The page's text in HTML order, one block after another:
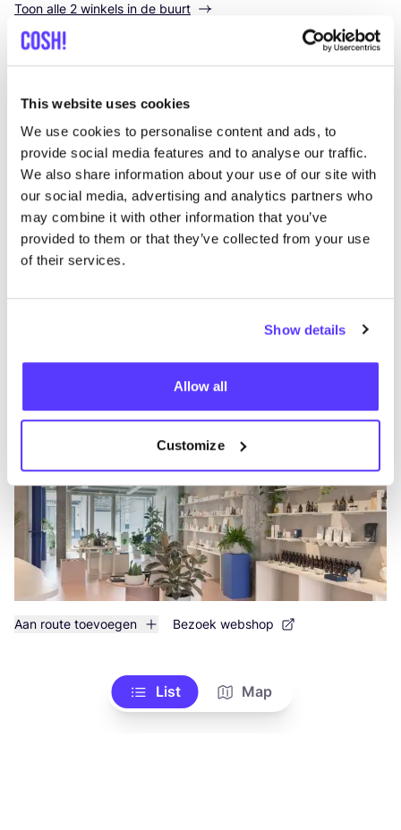
This website uses cookies
We use cookies to personalise content and ads, to
provide social media features and to analyse our traffic.
We also share information about your use of our site with
our social media, advertising and analytics partners who
may combine it with other information that you’ve
provided to them or that they’ve collected from your use
of their services.
Show details
Allow all
Customize
Toon alle 2 winkels in de buurt
Inslag
Kleding Schoenen +2
Cosmetica Schoonheidsspecialiste
Aan route toevoegen Bezoek webshop
List Map